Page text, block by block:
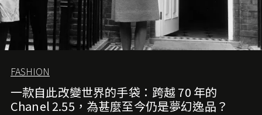
FASHION
一款自此改變世界的手袋：跨越 70 年的
Chanel 2.55，為甚麼至今仍是夢幻逸品？